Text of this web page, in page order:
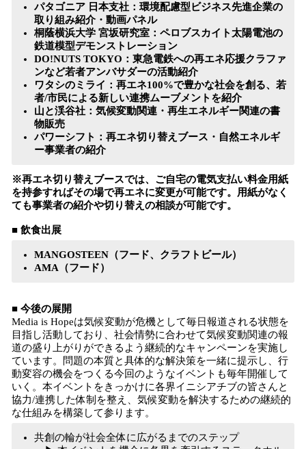
パタゴニア 日本支社：環境配慮型ビジネス先進企業の
取り組み紹介・動画パネル
桐蔭横浜大学 宮坂研究室：ペロブスカイト太陽電池の
鉄道模型デモンストレーション
DO!NUTS TOKYO：東急電鉄への再エネ応援クラファ
ンなど若者アンバサダーの活動紹介
ワタシのミライ：再エネ100%で豊かな社会を創る、若
者/市民による新しい連携ムーブメントを紹介
山と渓谷社：気候変動関連・再生エネルギー関連の書
物販売
パワーシフト：再エネ切り替えブース・自然エネルギ
ー事業者の紹介
※再エネ切り替えブースでは、ご自宅の電気支払い料金用紙
を持参すればその場で再エネに変更が可能です。用紙がなく
ても事業者の紹介や切り替えの相談が可能です。
■ 飲食出展
MANGOSTEEN（フード、クラフトビール）
AMA（フード）
■ 今後の展開
Media is Hopeは気候変動が危機として毎日報道される状態を
目指し活動しており、社会情勢に合わせて気候変動関連の報
道の盛り上がりができるよう継続的なキャンペーンを実施し
ています。問題の本質と具体的な解決策を一緒に提示し、行
動変容の機会をつくる今回のようなイベントも毎年開催して
いく。本イベントをきっかけに各界イニシアチブの皆さんと
協力/連携した体制を整え、気候変動を解決するための継続的
な仕組みを構築して参ります。
共創の輪が社会全体に広がるまでのステップ